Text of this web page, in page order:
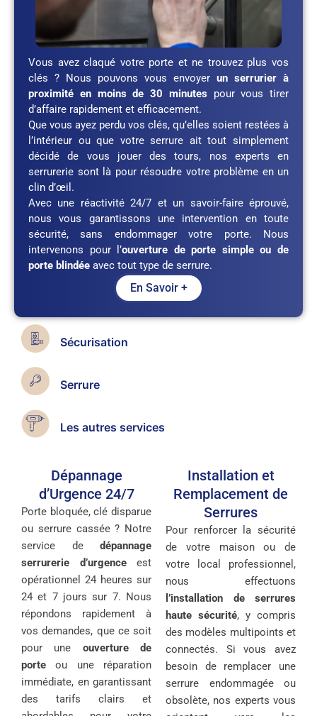
Vous avez claqué votre porte et ne trouvez plus vos
clés ? Nous pouvons vous envoyer un serrurier à
proximité en moins de 30 minutes pour vous tirer
d’affaire rapidement et efficacement.
Que vous ayez perdu vos clés, qu’elles soient restées à
l’intérieur ou que votre serrure ait tout simplement
décidé de vous jouer des tours, nos experts en
serrurerie sont là pour résoudre votre problème en un
clin d’œil.
Avec une réactivité 24/7 et un savoir-faire éprouvé,
nous vous garantissons une intervention en toute
sécurité, sans endommager votre porte. Nous
intervenons pour l’ouverture de porte simple ou de
porte blindée avec tout type de serrure.
En Savoir +
Sécurisation
Serrure
Les autres services
Dépannage
d’Urgence 24/7
Porte bloquée, clé disparue
ou serrure cassée ? Notre
service de dépannage
serrurerie d’urgenceest
opérationnel 24 heures sur
24 et 7 jours sur 7. Nous
répondons rapidement à
vos demandes, que ce soit
pour une ouverture de
porte ou une réparation
immédiate, en garantissant
des tarifs clairs et
Installation et
Remplacement de
Serrures
Pour renforcer la sécurité
de votre maison ou de
votre local professionnel,
nous effectuons
l’installation de serrures
haute sécurité, y compris
des modèles multipoints et
connectés. Si vous avez
besoin de remplacer une
serrure endommagée ou
obsolète, nos experts vous